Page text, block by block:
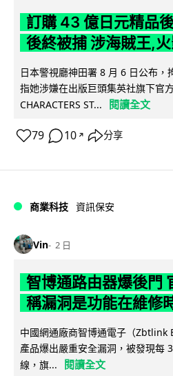
訂購 43 億日元精品
後終被捕 涉海賊王,
日本警視廳神田署 8 月 6 日公布，
指她涉嫌在出版巨頭集英社旗下官
CHARACTERS ST...
閱讀全文
79 10 ↗ 分享
商業科技 資訊保安
Vin 2 日
智博通路由器爆後門
稱漏洞是功能在維修
中國網通廠商智博通電子（
產品爆出嚴重安全漏洞，被發現每
線，旗...
閱讀全文